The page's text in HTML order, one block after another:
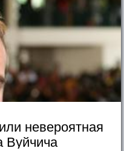
невероятная
Вуйчича